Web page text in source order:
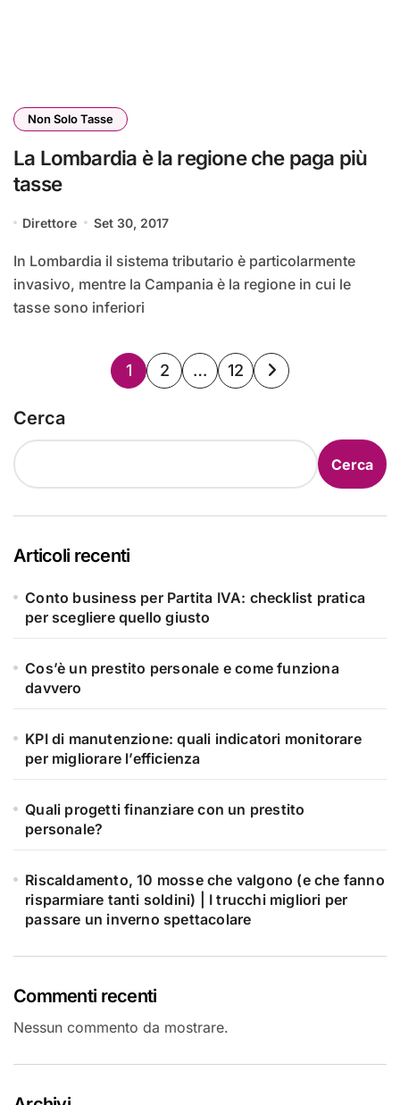
Non Solo Tasse
La Lombardia è la regione che paga più
tasse
Direttore Set 30, 2017
In Lombardia il sistema tributario è particolarmente
invasivo, mentre la Campania è la regione in cui le
tasse sono inferiori
Paginazione
1 2 … 12
Cerca
Cerca
Articoli recenti
Conto business per Partita IVA: checklist pratica
per scegliere quello giusto
Cos’è un prestito personale e come funziona
davvero
KPI di manutenzione: quali indicatori monitorare
per migliorare l’efficienza
Quali progetti finanziare con un prestito
personale?
Riscaldamento, 10 mosse che valgono (e che fanno
risparmiare tanti soldini) | I trucchi migliori per
passare un inverno spettacolare
Commenti recenti
Nessun commento da mostrare.